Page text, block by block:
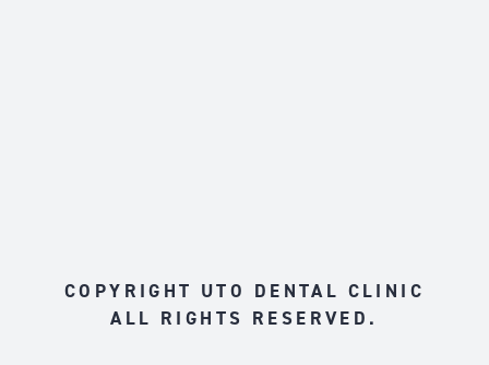
COPYRIGHT UTO DENTAL CLINIC
ALL RIGHTS RESERVED.